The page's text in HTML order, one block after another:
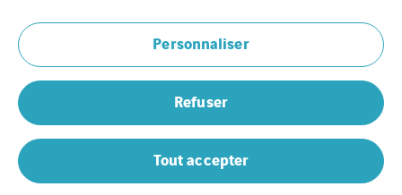
Mentions Légales
Cookies
Plan du site
Prometeo
Personnaliser
Refuser
Tout accepter